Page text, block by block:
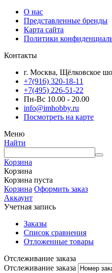
О нас
Представленные бренды
Карта сайта
Политики
Контакты
г. Москва, Щёлковское
+7(916) 320-18-11
+7(495) 226-51-22
Пн-Вс 10.00 - 20.00
info@imhobby.ru
Посмотреть на карте
Меню
Найти
Корзина
Корзина
Корзина пуста
Корзина Оформить заказ
Аккаунт
Учетная запись
Заказы
Список сравнения
Отложенные товары
Отслеживание заказа
Отслеживание заказа